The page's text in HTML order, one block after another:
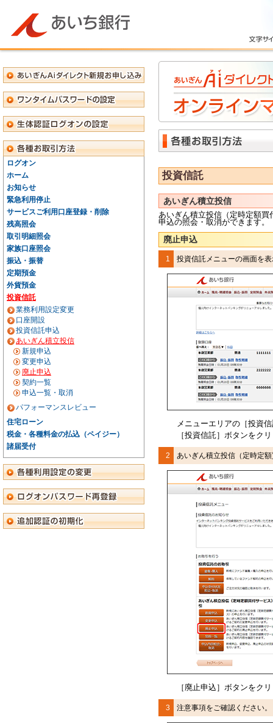
ログオン
ホーム
お知らせ
緊急利用停止
サービスご利用口座登録・削除
残高照会
取引明細照会
家族口座照会
振込・振替
定期預金
外貨預金
投資信託
業務利用設定変更
口座開設
投資信託申込
あいぎん積立投信
新規申込
変更申込
廃止申込
契約一覧
申込一覧・取消
パフォーマンスレビュー
住宅ローン
税金・各種料金の払込（ペイジー）
諸届受付
投資信託
あいぎん積立投信
あいぎん積立投信（定時定額
申込の照会・取消ができます。
廃止申込
1 投資信託メニューの画面を
メニューエリアの［投資
［投資信託］ボタンをク
2 あいぎん積立投信（定時定
［廃止申込］ボタンをク
3 注意事項をご確認ください。